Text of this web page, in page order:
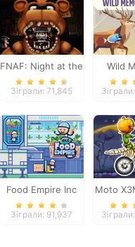
FNAF: Night at the
Dentist
Зіграли: 71,845
Wild
Food Empire Inc
Зіграли: 91,937
Moto